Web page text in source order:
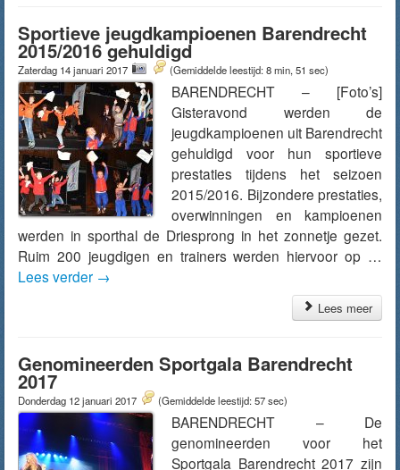
Sportieve jeugdkampioenen Barendrecht
2015/2016 gehuldigd
Zaterdag 14 januari 2017 (Gemiddelde leestijd: 8 min, 51 sec)
BARENDRECHT – [Foto’s]
Gisteravond werden de
jeugdkampioenen uit Barendrecht
gehuldigd voor hun sportieve
prestaties tijdens het seizoen
2015/2016. Bijzondere prestaties,
overwinningen en kampioenen
werden in sporthal de Driesprong in het zonnetje gezet.
Ruim 200 jeugdigen en trainers werden hiervoor op …
Lees verder →
Lees meer
Genomineerden Sportgala Barendrecht
2017
Donderdag 12 januari 2017 (Gemiddelde leestijd: 57 sec)
BARENDRECHT – De
genomineerden voor het
Sportgala Barendrecht 2017 zijn